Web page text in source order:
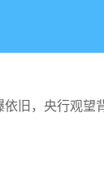
依旧，央行观望